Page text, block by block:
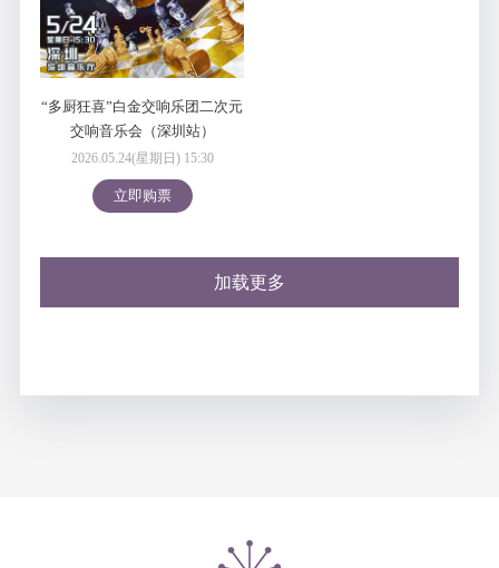
“多厨狂喜”白金交响乐团二次元
交响音乐会（深圳站）
2026.05.24(星期日) 15:30
立即购票
加载更多